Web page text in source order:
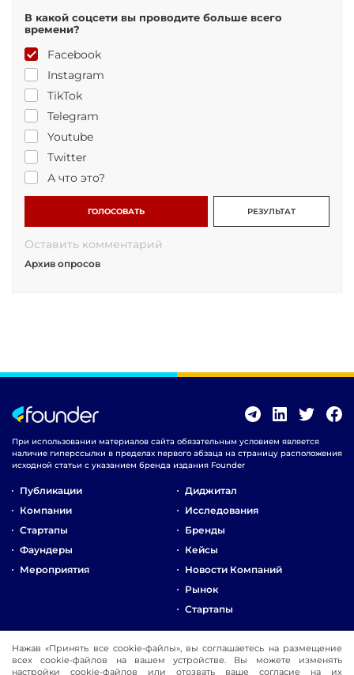
В какой соцсети вы проводите больше всего
времени?
Facebook
Instagram
TikTok
Telegram
Youtube
Twitter
А что это?
ГОЛОСОВАТЬ РЕЗУЛЬТАТ
Оставить комментарий
Архив опросов
При использовании материалов сайта обязательным условием является
наличие гиперссылки в пределах первого абзаца на страницу расположения
исходной статьи с указанием бренда издания Founder
Публикации
Компании
Стартапы
Фаундеры
Мероприятия
Диджитал
Исследования
Бренды
Кейсы
Новости Компаний
Рынок
Стартапы
Реклама
Нажав «Принять все cookie-файлы», вы соглашаетесь на размещение
всех cookie-файлов на вашем устройстве. Вы можете изменять
настройки cookie-файлов или отозвать ваше согласие на их